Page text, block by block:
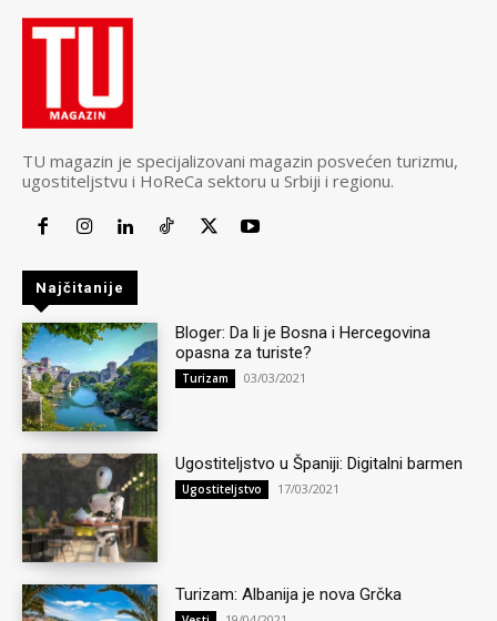
TU magazin je specijalizovani magazin posvećen turizmu,
ugostiteljstvu i HoReCa sektoru u Srbiji i regionu.
Najčitanije
Bloger: Da li je Bosna i Hercegovina
opasna za turiste?
Turizam 03/03/2021
Ugostiteljstvo u Španiji: Digitalni barmen
Ugostiteljstvo 17/03/2021
Turizam: Albanija je nova Grčka